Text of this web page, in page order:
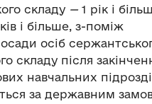
складу —1 рік і
і більше, з-поміж
осіб
складу після
навчальних
за державним